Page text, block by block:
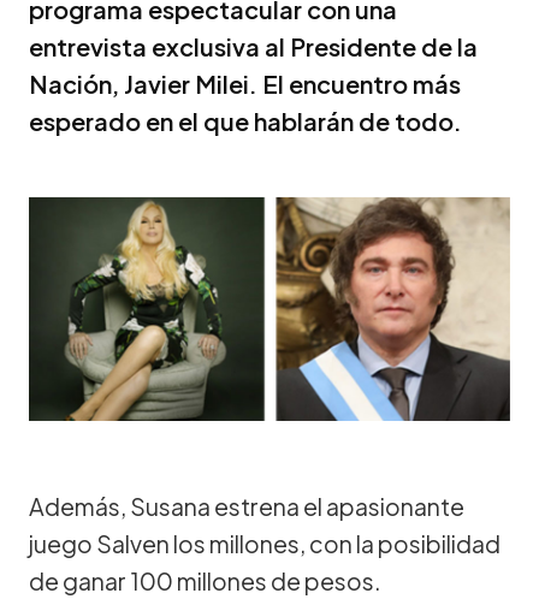
programa espectacular con una
entrevista exclusiva al Presidente de la
Nación, Javier Milei. El encuentro más
esperado en el que hablarán de todo.
Además, Susana estrena el apasionante
juego Salven los millones, con la posibilidad
de ganar 100 millones de pesos.